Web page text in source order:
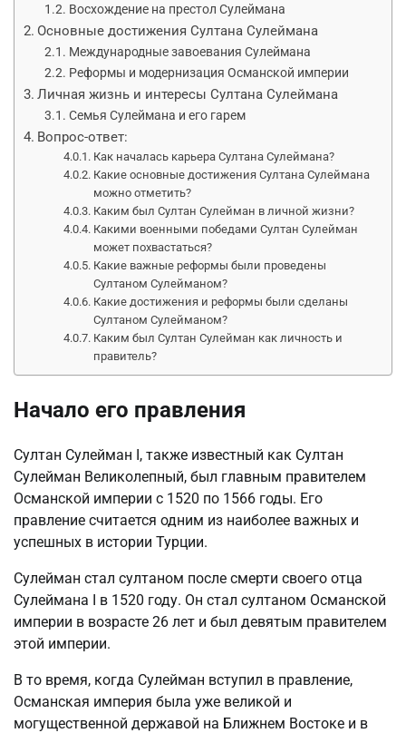
Восхождение на престол Сулеймана
Основные достижения Султана Сулеймана
Международные завоевания Сулеймана
Реформы и модернизация Османской империи
Личная жизнь и интересы Султана Сулеймана
Семья Сулеймана и его гарем
Вопрос-ответ:
Как началась карьера Султана Сулеймана?
Какие основные достижения Султана Сулеймана
можно отметить?
Каким был Султан Сулейман в личной жизни?
Какими военными победами Султан Сулейман
может похвастаться?
Какие важные реформы были проведены
Султаном Сулейманом?
Какие достижения и реформы были сделаны
Султаном Сулейманом?
Каким был Султан Сулейман как личность и
правитель?
Начало его правления
Султан Сулейман I, также известный как Султан
Сулейман Великолепный, был главным правителем
Османской империи с 1520 по 1566 годы. Его
правление считается одним из наиболее важных и
успешных в истории Турции.
Сулейман стал султаном после смерти своего отца
Сулеймана I в 1520 году. Он стал султаном Османской
империи в возрасте 26 лет и был девятым правителем
этой империи.
В то время, когда Сулейман вступил в правление,
Османская империя была уже великой и
могущественной державой на Ближнем Востоке и в